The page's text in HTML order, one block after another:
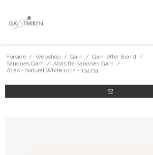
Forside / Webshop / Garn / Garn efter Brand /
Sandnes Garn / Atlas fra Sandnes Garn /
Atlas - Natural White 1012 - 134734